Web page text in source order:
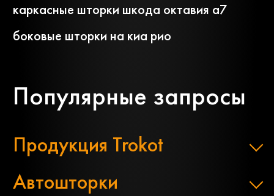
Популярные запросы
Продукция Trokot
Автошторки
каркасные шторки шкода октавия а7
боковые шторки на киа рио